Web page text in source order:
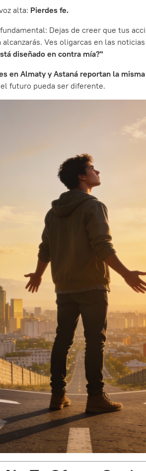
alta: Pierdes fe.
Dejas de creer que tus
Ves oligarcas en las
diseñado en contra mía?"
en Almaty y Astaná reportan la
futuro pueda ser diferente.